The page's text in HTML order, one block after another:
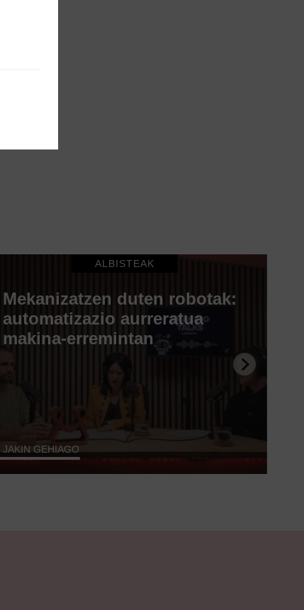
ALBISTEAK
Mekanizatzen duten robotak:
automatizazio aurreratua
makina-erremintan
JAKIN GEHIAGO